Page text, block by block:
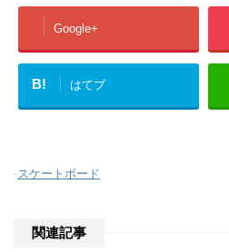
Google+
B! はてブ
-スケートボード
関連記事